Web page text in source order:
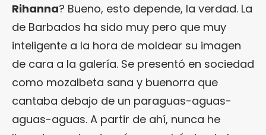
Rihanna? Bueno, esto depende, la verdad. La
de Barbados ha sido muy pero que muy
inteligente a la hora de moldear su imagen
de cara a la galería. Se presentó en sociedad
como mozalbeta sana y buenorra que
cantaba debajo de un paraguas-aguas-
aguas-aguas. A partir de ahí, nunca he